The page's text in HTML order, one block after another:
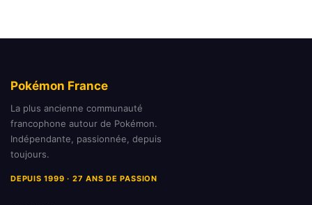
Pokémon France
La plus ancienne communauté
francophone autour de Pokémon.
Indépendante, passionnée, depuis
toujours.
DEPUIS 1999 · 27 ANS DE PASSION